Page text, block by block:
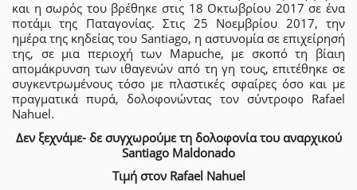
και η σωρός του βρέθηκε στις 18 Οκτωβρίου 2017 σε ένα
ποτάμι της Παταγονίας. Στις 25 Νοεμβρίου 2017, την
ημέρα της κηδείας του Santiago, η αστυνομία σε επιχείρησή
της, σε μια περιοχή των Mapuche, με σκοπό τη βίαιη
απομάκρυνση των ιθαγενών από τη γη τους, επιτέθηκε σε
συγκεντρωμένους τόσο με πλαστικές σφαίρες όσο και με
πραγματικά πυρά, δολοφονώντας τον σύντροφο Rafael
Nahuel.
Δεν ξεχνάμε- δε συγχωρούμε τη δολοφονία του αναρχικού
Santiago Maldonado
Τιμή στον Rafael Nahuel